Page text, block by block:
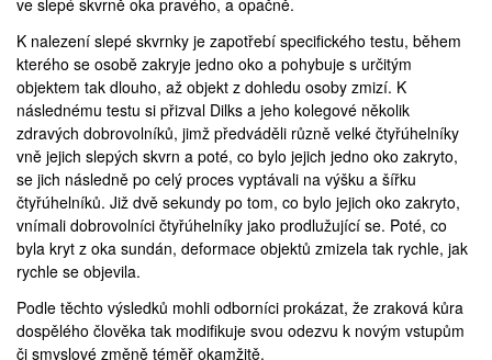
ve slepé skvrně oka pravého, a opačně.
K nalezení slepé skvrnky je zapotřebí specifického testu, během
kterého se osobě zakryje jedno oko a pohybuje s určitým
objektem tak dlouho, až objekt z dohledu osoby zmizí. K
následnému testu si přizval Dilks a jeho kolegové několik
zdravých dobrovolníků, jimž předváděli různě velké čtyřúhelníky
vně jejich slepých skvrn a poté, co bylo jejich jedno oko zakryto,
se jich následně po celý proces vyptávali na výšku a šířku
čtyřúhelníků. Již dvě sekundy po tom, co bylo jejich oko zakryto,
vnímali dobrovolníci čtyřúhelníky jako prodlužující se. Poté, co
byla kryt z oka sundán, deformace objektů zmizela tak rychle, jak
rychle se objevila.
Podle těchto výsledků mohli odborníci prokázat, že zraková kůra
dospělého člověka tak modifikuje svou odezvu k novým vstupům
či smyslové změně téměř okamžitě.